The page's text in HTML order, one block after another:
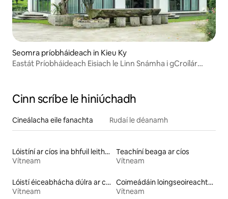
Seomra príobháideach in Kieu Ky
Eastát Príobháideach Eisiach le Linn Snámha i gCroílár
Cinn scríbe le hiniúchadh
Cineálacha eile fanachta Rudaí le déanamh
Lóistíní ar cíos ina bhfuil leithreas ar airde inrochtana
Vítneam
Teachíní beaga ar cíos
Vítneam
Lóistí éiceabhácha dúlra ar cíos
Vítneam
Coimeádáin loingseoireachta ar cíos
Vítneam